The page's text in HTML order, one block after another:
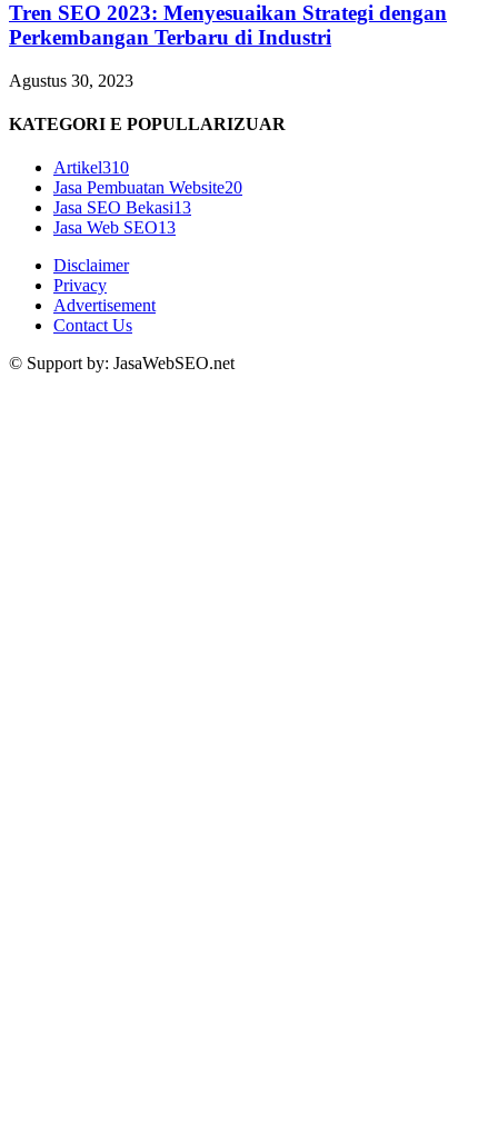
Tren SEO 2023: Menyesuaikan Strategi dengan
Perkembangan Terbaru di Industri
Agustus 30, 2023
KATEGORI E POPULLARIZUAR
Artikel310
Jasa Pembuatan Website20
Jasa SEO Bekasi13
Jasa Web SEO13
Disclaimer
Privacy
Advertisement
Contact Us
© Support by: JasaWebSEO.net